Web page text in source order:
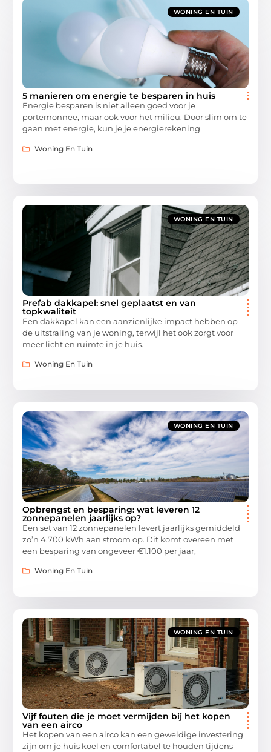
WONING EN TUIN
5 manieren om energie te besparen in huis
Energie besparen is niet alleen goed voor je
portemonnee, maar ook voor het milieu. Door slim om te
gaan met energie, kun je je energierekening
Woning En Tuin
WONING EN TUIN
Prefab dakkapel: snel geplaatst en van
topkwaliteit
Een dakkapel kan een aanzienlijke impact hebben op
de uitstraling van je woning, terwijl het ook zorgt voor
meer licht en ruimte in je huis.
Woning En Tuin
WONING EN TUIN
Opbrengst en besparing: wat leveren 12
zonnepanelen jaarlijks op?
Een set van 12 zonnepanelen levert jaarlijks gemiddeld
zo’n 4.700 kWh aan stroom op. Dit komt overeen met
een besparing van ongeveer €1.100 per jaar,
Woning En Tuin
WONING EN TUIN
Vijf fouten die je moet vermijden bij het kopen
van een airco
Het kopen van een airco kan een geweldige investering
zijn om je huis koel en comfortabel te houden tijdens